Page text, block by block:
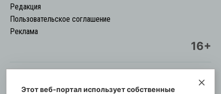
Редакция
Пользовательское соглашение
Реклама
16+
© Информационный городской портал
Этот веб-портал использует собственные